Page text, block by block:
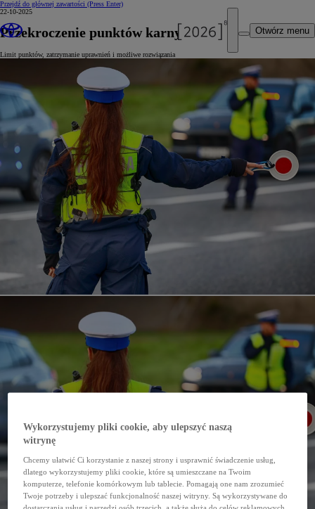
Przejdź do głównej zawartości (Press Enter)
Otwórz menu
22-10-2025
Przekroczenie punktów karnych
Limit punktów, zatrzymanie uprawnień i możliwe rozwiązania
Wykorzystujemy pliki cookie, aby ulepszyć naszą
witrynę
Chcemy ułatwić Ci korzystanie z naszej strony i usprawnić świadczenie usług,
dlatego wykorzystujemy pliki cookie, które są umieszczane na Twoim
komputerze, telefonie komórkowym lub tablecie. Pomagają one nam zrozumieć
Twoje potrzeby i ulepszać funkcjonalność naszej witryny. Są wykorzystywane do